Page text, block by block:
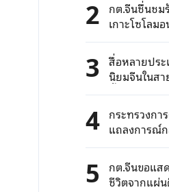
2 กต.จีนชื่นชม
เกาะโซโล
การจีนเดียว
3 สื่อหลายปร
นิยมจีนในส
ขึ้นต่อเนื่อง
4 กระทรวงกา
แถลงการณ์
ด้วยเจตนาร้
5
กต.จีนขอแส
ชีวิตจากแผ่